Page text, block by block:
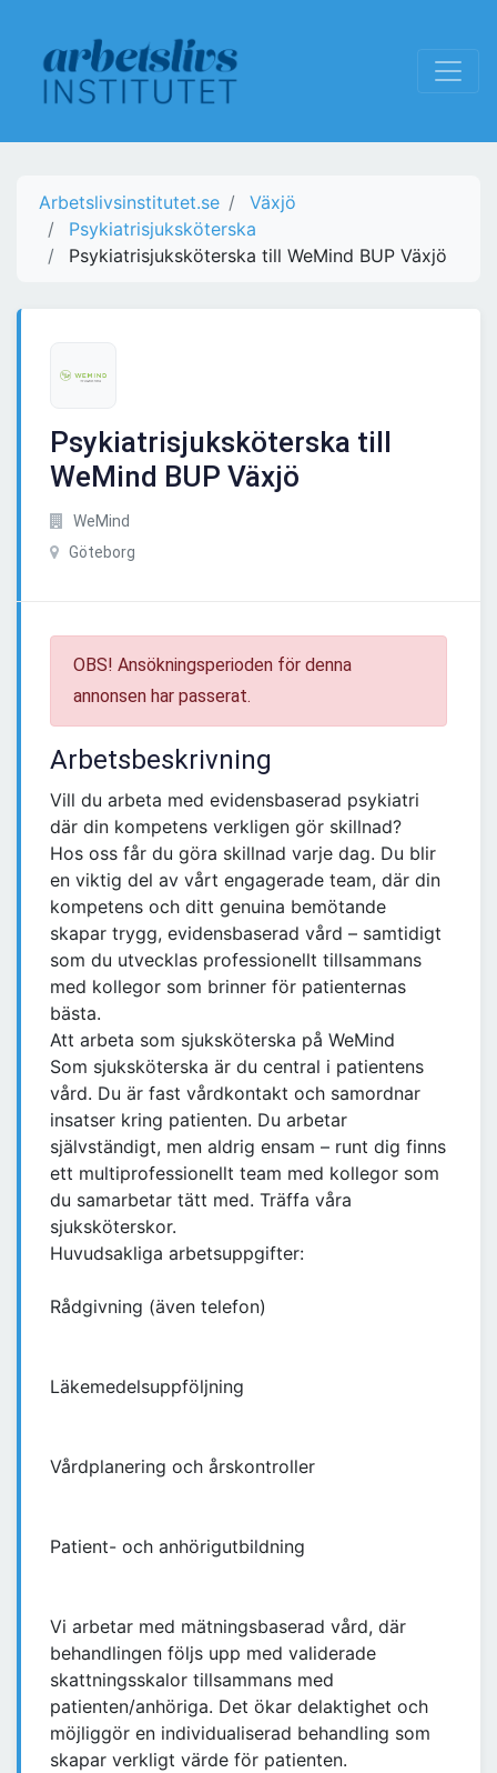
Arbetslivsinstitutet.se
Växjö
Psykiatrisjuksköterska
Psykiatrisjuksköterska till WeMind BUP Växjö
Psykiatrisjuksköterska till
WeMind BUP Växjö
WeMind
Göteborg
OBS! Ansökningsperioden för denna
annonsen har passerat.
Arbetsbeskrivning
Vill du arbeta med evidensbaserad psykiatri
där din kompetens verkligen gör skillnad?
Hos oss får du göra skillnad varje dag. Du blir
en viktig del av vårt engagerade team, där din
kompetens och ditt genuina bemötande
skapar trygg, evidensbaserad vård – samtidigt
som du utvecklas professionellt tillsammans
med kollegor som brinner för patienternas
bästa.
Att arbeta som sjuksköterska på WeMind
Som sjuksköterska är du central i patientens
vård. Du är fast vårdkontakt och samordnar
insatser kring patienten. Du arbetar
självständigt, men aldrig ensam – runt dig finns
ett multiprofessionellt team med kollegor som
du samarbetar tätt med. Träffa våra
sjuksköterskor.
Huvudsakliga arbetsuppgifter:
Rådgivning (även telefon)
Läkemedelsuppföljning
Vårdplanering och årskontroller
Patient- och anhörigutbildning
Vi arbetar med mätningsbaserad vård, där
behandlingen följs upp med validerade
skattningsskalor tillsammans med
patienten/anhöriga. Det ökar delaktighet och
möjliggör en individualiserad behandling som
skapar verkligt värde för patienten.